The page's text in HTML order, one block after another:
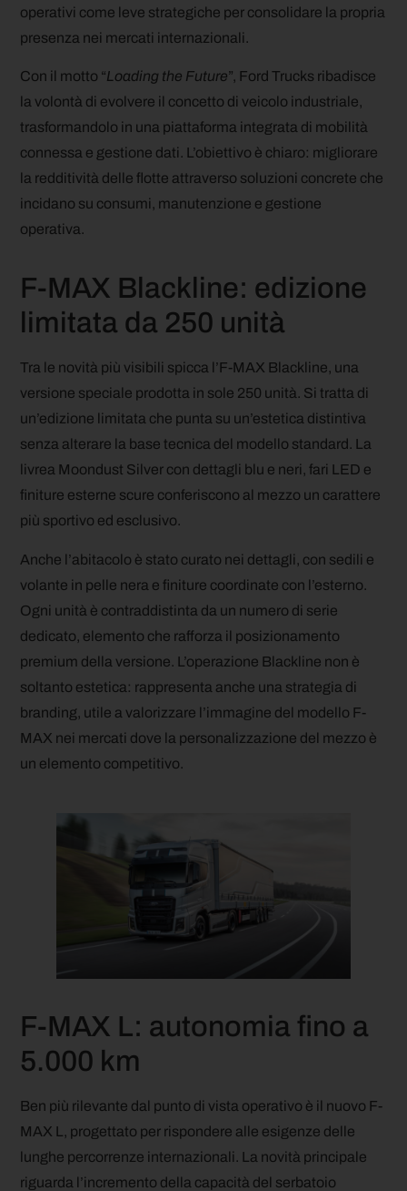
operativi come leve strategiche per consolidare la propria
presenza nei mercati internazionali.
Con il motto “Loading the Future”, Ford Trucks ribadisce
la volontà di evolvere il concetto di veicolo industriale,
trasformandolo in una piattaforma integrata di mobilità
connessa e gestione dati. L’obiettivo è chiaro: migliorare
la redditività delle flotte attraverso soluzioni concrete che
incidano su consumi, manutenzione e gestione
operativa.
F-MAX Blackline: edizione
limitata da 250 unità
Tra le novità più visibili spicca l’F-MAX Blackline, una
versione speciale prodotta in sole 250 unità. Si tratta di
un’edizione limitata che punta su un’estetica distintiva
senza alterare la base tecnica del modello standard. La
livrea Moondust Silver con dettagli blu e neri, fari LED e
finiture esterne scure conferiscono al mezzo un carattere
più sportivo ed esclusivo.
Anche l’abitacolo è stato curato nei dettagli, con sedili e
volante in pelle nera e finiture coordinate con l’esterno.
Ogni unità è contraddistinta da un numero di serie
dedicato, elemento che rafforza il posizionamento
premium della versione. L’operazione Blackline non è
soltanto estetica: rappresenta anche una strategia di
branding, utile a valorizzare l’immagine del modello F-
MAX nei mercati dove la personalizzazione del mezzo è
un elemento competitivo.
F-MAX L: autonomia fino a
5.000 km
Ben più rilevante dal punto di vista operativo è il nuovo F-
MAX L, progettato per rispondere alle esigenze delle
lunghe percorrenze internazionali. La novità principale
riguarda l’incremento della capacità del serbatoio